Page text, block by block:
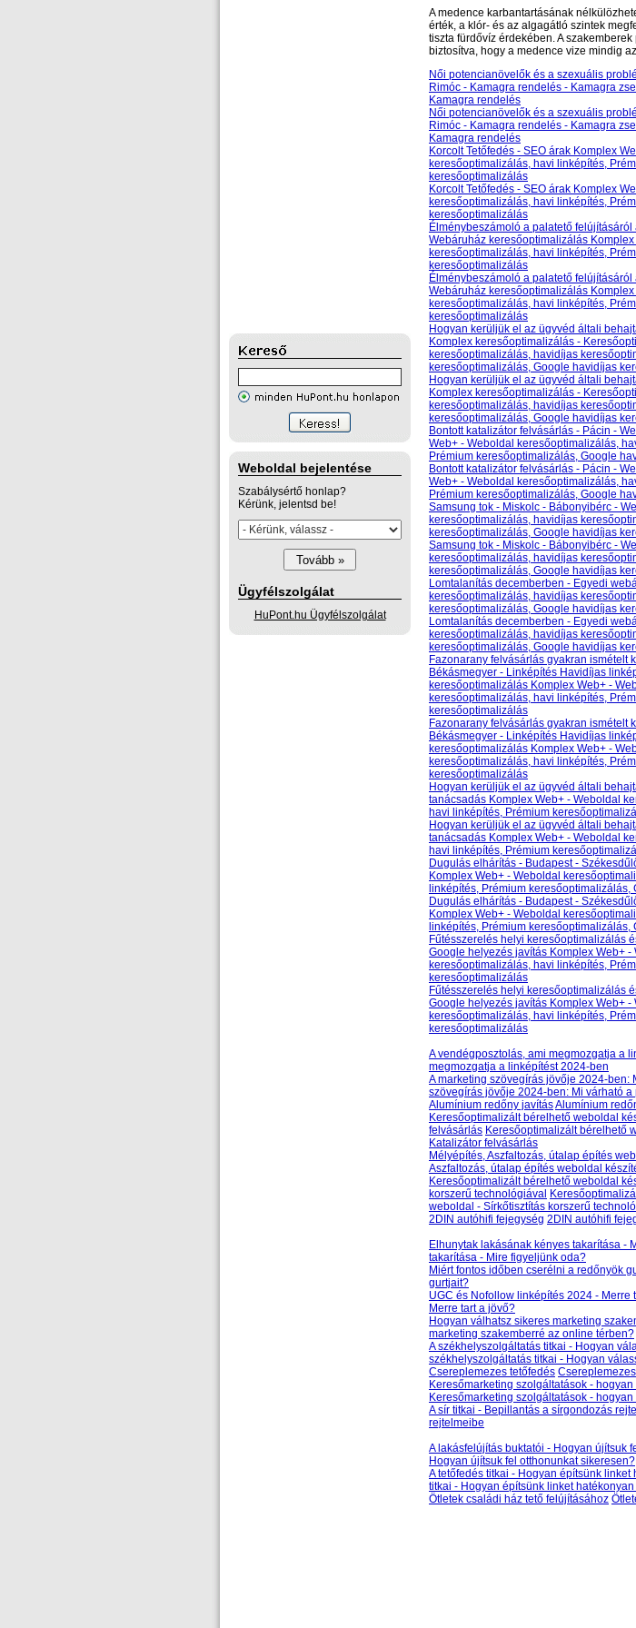
Weboldal bejelentése
Szabálysértő honlap?
Kérünk, jelentsd be!
Ügyfélszolgálat
HuPont.hu Ügyfélszolgálat
A medence karbantartásának
érték, a klór- és az algagátló szintek
tiszta fürdővíz érdekében. A
biztosítva, hogy a medence vize mindig
Női potencianövelők és a szexuális
Rimóc - Kamagra rendelés - Kamagra
Kamagra rendelés
Női potencianövelők és a szexuális
Rimóc - Kamagra rendelés - Kamagra
Kamagra rendelés
Korcolt Tetőfedés - SEO árak Komplex
keresőoptimalizálás, havi linképítés,
keresőoptimalizálás
Korcolt Tetőfedés - SEO árak Komplex
keresőoptimalizálás, havi linképítés,
keresőoptimalizálás
Élménybeszámoló a palatető
Webáruház keresőoptimalizálás
keresőoptimalizálás, havi linképítés,
keresőoptimalizálás
Élménybeszámoló a palatető
Webáruház keresőoptimalizálás
keresőoptimalizálás, havi linképítés,
keresőoptimalizálás
Hogyan kerüljük el az ügyvéd általi
Komplex keresőoptimalizálás -
keresőoptimalizálás, havidíjas
keresőoptimalizálás, Google havidíjas
Hogyan kerüljük el az ügyvéd általi
Komplex keresőoptimalizálás -
keresőoptimalizálás, havidíjas
keresőoptimalizálás, Google havidíjas
Bontott katalizátor felvásárlás - Pácin -
Web+ - Weboldal keresőoptimalizálás,
Prémium keresőoptimalizálás, Google
Bontott katalizátor felvásárlás - Pácin -
Web+ - Weboldal keresőoptimalizálás,
Prémium keresőoptimalizálás, Google
Samsung tok - Miskolc - Bábonyibérc -
keresőoptimalizálás, havidíjas
keresőoptimalizálás, Google havidíjas
Samsung tok - Miskolc - Bábonyibérc -
keresőoptimalizálás, havidíjas
keresőoptimalizálás, Google havidíjas
Lomtalanítás decemberben - Egyedi
keresőoptimalizálás, havidíjas
keresőoptimalizálás, Google havidíjas
Lomtalanítás decemberben - Egyedi
keresőoptimalizálás, havidíjas
keresőoptimalizálás, Google havidíjas
Fazonarany felvásárlás gyakran ismételt
Békásmegyer - Linképítés Havidíjas
keresőoptimalizálás Komplex Web+ -
keresőoptimalizálás, havi linképítés,
keresőoptimalizálás
Fazonarany felvásárlás gyakran ismételt
Békásmegyer - Linképítés Havidíjas
keresőoptimalizálás Komplex Web+ -
keresőoptimalizálás, havi linképítés,
keresőoptimalizálás
Hogyan kerüljük el az ügyvéd általi
tanácsadás Komplex Web+ - Weboldal
havi linképítés, Prémium
Hogyan kerüljük el az ügyvéd általi
tanácsadás Komplex Web+ - Weboldal
havi linképítés, Prémium
Dugulás elhárítás - Budapest -
Komplex Web+ - Weboldal
linképítés, Prémium
Dugulás elhárítás - Budapest -
Komplex Web+ - Weboldal
linképítés, Prémium
Fűtésszerelés helyi keresőoptimalizálás
Google helyezés javítás Komplex Web+
keresőoptimalizálás, havi linképítés,
keresőoptimalizálás
Fűtésszerelés helyi keresőoptimalizálás
Google helyezés javítás Komplex Web+
keresőoptimalizálás, havi linképítés,
keresőoptimalizálás
A vendégposztolás, ami megmozgatja a
megmozgatja a linképítést 2024-ben
A marketing szövegírás jövője 2024-ben:
szövegírás jövője 2024-ben: Mi várható
Alumínium redőny javításAlumínium
Keresőoptimalizált bérelhető weboldal
felvásárlás Keresőoptimalizált bérelhető
Katalizátor felvásárlás
Mélyépítés, Aszfaltozás, útalap építés
Aszfaltozás, útalap építés weboldal
Keresőoptimalizált bérelhető weboldal
korszerű technológiával
weboldal - Sírkőtisztítás korszerű
2DIN autóhifi fejegység 2DIN autóhifi
Elhunytak lakásának kényes takarítása -
takarítása - Mire figyeljünk oda?
Miért fontos időben cserélni a redőnyök
gurtjait?
UGC és Nofollow linképítés 2024 - Merre
Merre tart a jövő?
Hogyan válhatsz sikeres marketing
marketing szakemberré az online térben?
A székhelyszolgáltatás titkai - Hogyan
székhelyszolgáltatás titkai - Hogyan
Csereplemezes tetőfedés
Keresőmarketing szolgáltatások -
Keresőmarketing szolgáltatások -
A sír titkai - Bepillantás a sírgondozás
rejtelmeibe
A lakásfelújítás buktatói - Hogyan újítsuk
Hogyan újítsuk fel otthonunkat sikeresen?
A tetőfedés titkai - Hogyan építsünk
titkai - Hogyan építsünk linket
Ötletek családi ház tető felújításához